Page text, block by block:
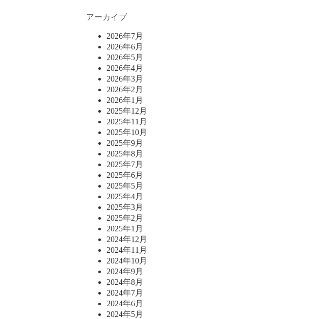
アーカイブ
2026年7月
2026年6月
2026年5月
2026年4月
2026年3月
2026年2月
2026年1月
2025年12月
2025年11月
2025年10月
2025年9月
2025年8月
2025年7月
2025年6月
2025年5月
2025年4月
2025年3月
2025年2月
2025年1月
2024年12月
2024年11月
2024年10月
2024年9月
2024年8月
2024年7月
2024年6月
2024年5月